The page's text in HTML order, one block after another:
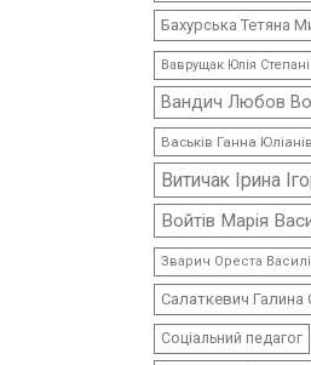
Бахурська Тетяна
Ваврущак Юлія
Вандич Любов
Васьків Ганна
Витичак Ірина
Войтів Марія
Зварич Ореста
Салаткевич Галина
Соціальний педагог